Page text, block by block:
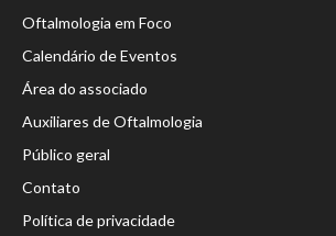
Oftalmologia em Foco
Calendário de Eventos
Área do associado
Auxiliares de Oftalmologia
Público geral
Contato
Política de privacidade